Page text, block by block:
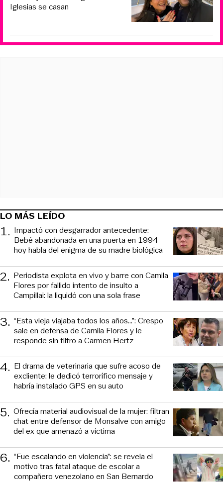
Iglesias se casan
LO MÁS LEÍDO
1. Impactó con desgarrador antecedente:
Bebé abandonada en una puerta en 1994
hoy habla del enigma de su madre biológica
2. Periodista explota en vivo y barre con Camila
Flores por fallido intento de insulto a
Campillai: la liquidó con una sola frase
3. “Esta vieja viajaba todos los años...”: Crespo
sale en defensa de Camila Flores y le
responde sin filtro a Carmen Hertz
4. El drama de veterinaria que sufre acoso de
excliente: le dedicó terrorífico mensaje y
habría instalado GPS en su auto
5. Ofrecía material audiovisual de la mujer: filtran
chat entre defensor de Monsalve con amigo
del ex que amenazó a víctima
6. “Fue escalando en violencia”: se revela el
motivo tras fatal ataque de escolar a
compañero venezolano en San Bernardo